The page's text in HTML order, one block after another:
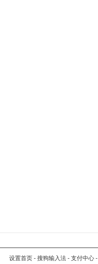
设置首页 - 搜狗输入法 - 支付中心 -